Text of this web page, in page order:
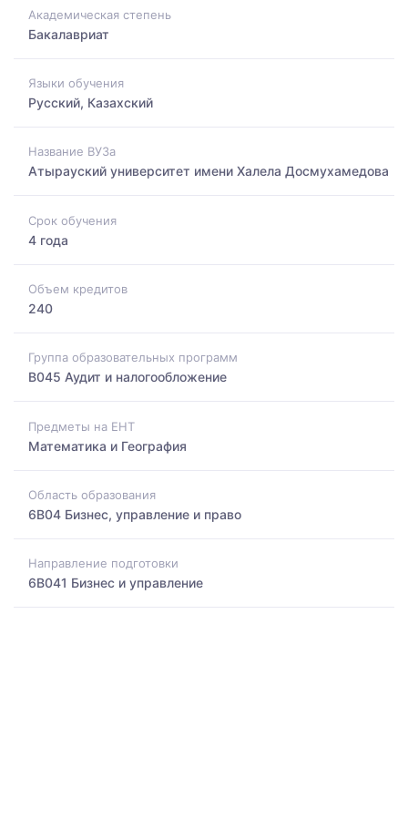
Академическая степень
Бакалавриат
Языки обучения
Русский, Казахский
Название ВУЗа
Атырауский университет имени Халела Досмухамедова
Срок обучения
4 года
Объем кредитов
240
Группа образовательных программ
B045 Аудит и налогообложение
Предметы на ЕНТ
Математика и География
Область образования
6B04 Бизнес, управление и право
Направление подготовки
6B041 Бизнес и управление